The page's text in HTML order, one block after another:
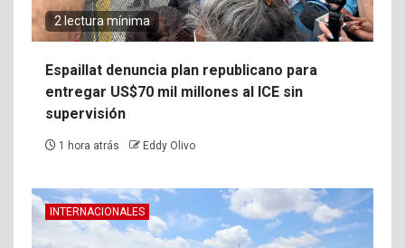
2 lectura mínima
Espaillat denuncia plan republicano para
entregar US$70 mil millones al ICE sin
supervisión
1 hora atrás Eddy Olivo
INTERNACIONALES